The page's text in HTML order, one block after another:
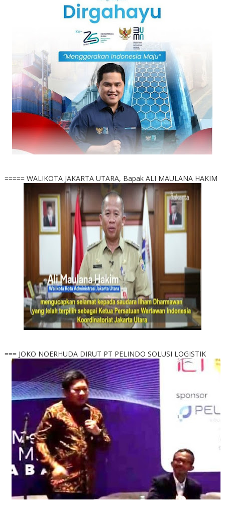
===== WALIKOTA JAKARTA UTARA, Bapak ALI MAULANA HAKIM
=== JOKO NOERHUDA DIRUT PT PELINDO SOLUSI LOGISTIK